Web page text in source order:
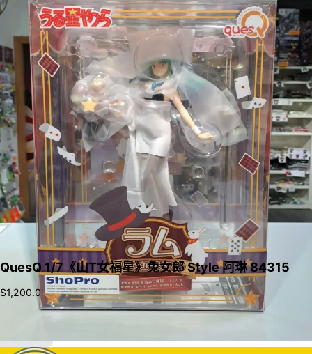
QuesQ 1/7《山T女福星》兔女郎 Style 阿琳 84315
$1,200.0